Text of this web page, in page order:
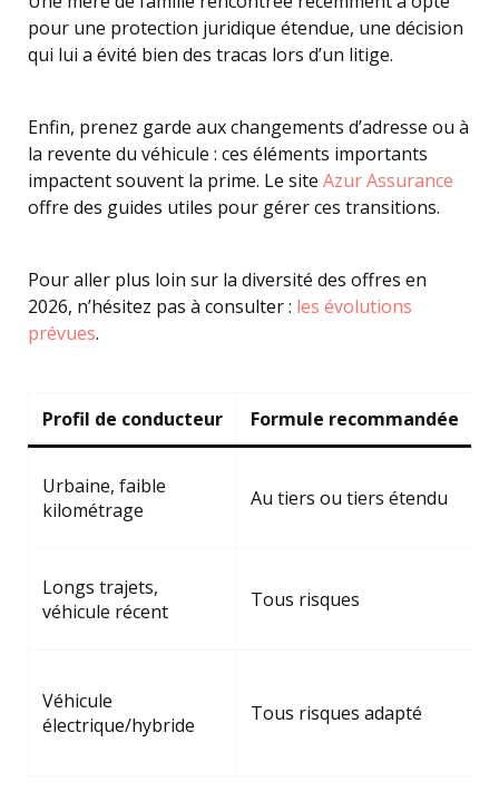
pour une protection juridique étendue, une décision
qui lui a évité bien des tracas lors d’un litige.
Enfin, prenez garde aux changements d’adresse ou à
la revente du véhicule : ces éléments importants
impactent souvent la prime. Le site Azur Assurance
offre des guides utiles pour gérer ces transitions.
Pour aller plus loin sur la diversité des offres en
2026, n’hésitez pas à consulter : les évolutions
prévues.
Profil de conducteur Formule recommandée
Urbaine, faible
kilométrage
Au tiers ou tiers étendu
Longs trajets,
véhicule récent
Tous risques
Véhicule
électrique/hybride
Tous risques adapté